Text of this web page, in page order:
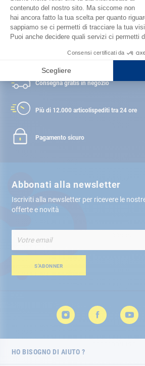
TROVA UN NEGOZIO
Soddisfatto o rimborsato
Consegna gratisin negozio
Più di 12.000 articolispediti tra 24 ore
Pagamento sicuro
Abbonati alla newsletter
Iscriviti alla newsletter per ricevere le
offerte e novità
alla
nostra
Newsletter:S’ABONNER
HO BISOGNO DI AIUTO ?